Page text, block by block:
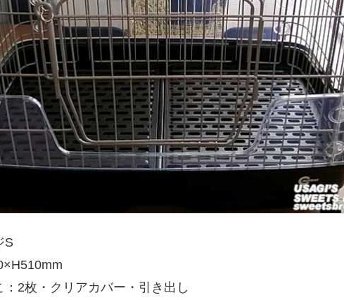
S
2枚・クリアカバー・引き出し